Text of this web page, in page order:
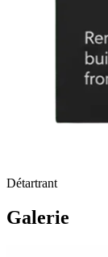
Détartrant
Galerie